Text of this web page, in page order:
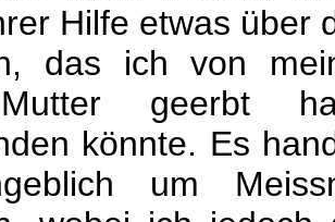
Hilfe etwas über
das ich von
geerbt
könnte. Es
um